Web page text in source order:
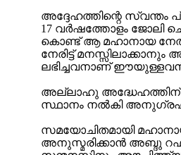
അദ്ദേഹത്തിന്റെ സ്വന്തം
17 വര്‍ഷത്തോളം ജോലി
കൊണ്ട് ആ മഹാനായ
നേരിട്ട്
ലഭിച്ചവനാണ്
അല്ലാഹു അദ്ധേഹത്തിന്
സ്ഥാനം നല്‍കി
സമയോചിതമായി
അനുസ്മരിക്കാന്‍ അബ്ദു